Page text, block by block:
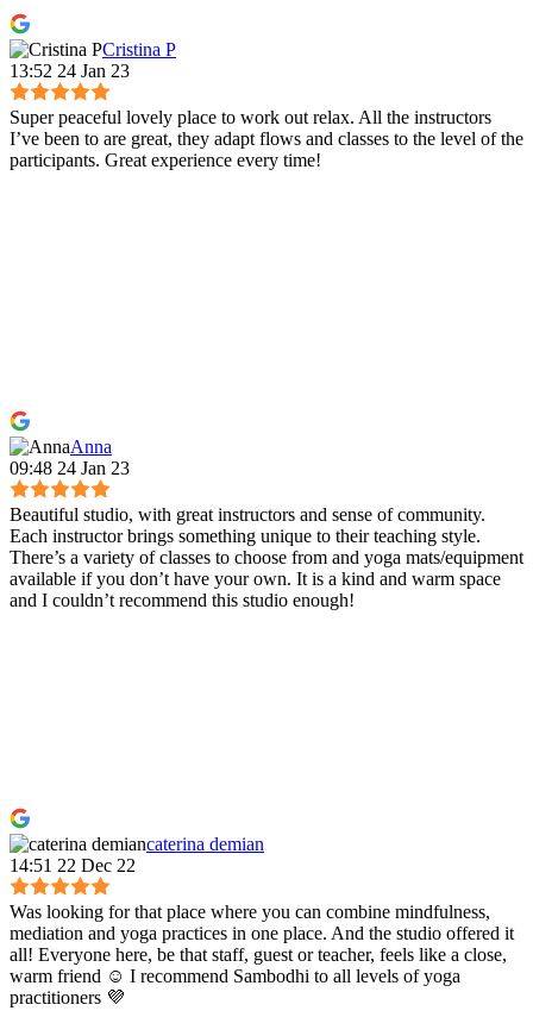
Cristina P
13:52 24 Jan 23
Super peaceful lovely place to work out relax. All the instructors
I’ve been to are great, they adapt flows and classes to the level of the
participants. Great experience every time!
Anna
09:48 24 Jan 23
Beautiful studio, with great instructors and sense of community.
Each instructor brings something unique to their teaching style.
There’s a variety of classes to choose from and yoga mats/equipment
available if you don’t have your own. It is a kind and warm space
and I couldn’t recommend this studio enough!
caterina demian
14:51 22 Dec 22
Was looking for that place where you can combine mindfulness,
mediation and yoga practices in one place. And the studio offered it
all! Everyone here, be that staff, guest or teacher, feels like a close,
warm friend ☺️ I recommend Sambodhi to all levels of yoga
practitioners 💜